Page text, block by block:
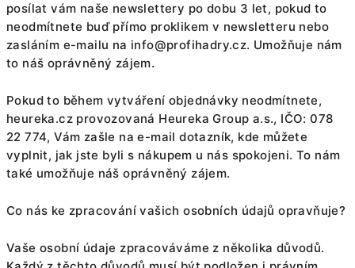
posílat vám naše newslettery po dobu 3 let, pokud to
neodmítnete buď přímo proklikem v newsletteru nebo
zasláním e-mailu na info@profihadry.cz. Umožňuje nám
to náš oprávněný zájem.
Pokud to během vytváření objednávky neodmítnete,
heureka.cz provozovaná Heureka Group a.s., IČO: 078
22 774, Vám zašle na e-mail dotazník, kde můžete
vyplnit, jak jste byli s nákupem u nás spokojeni. To nám
také umožňuje náš oprávněný zájem.
Co nás ke zpracování vašich osobních údajů opravňuje?
Vaše osobní údaje zpracováváme z několika důvodů.